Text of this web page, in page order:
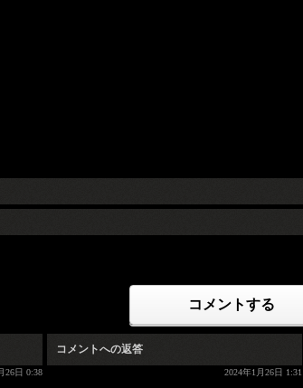
コメントする
26日 0:38
コメントへの返答
2024年1月26日 1:31